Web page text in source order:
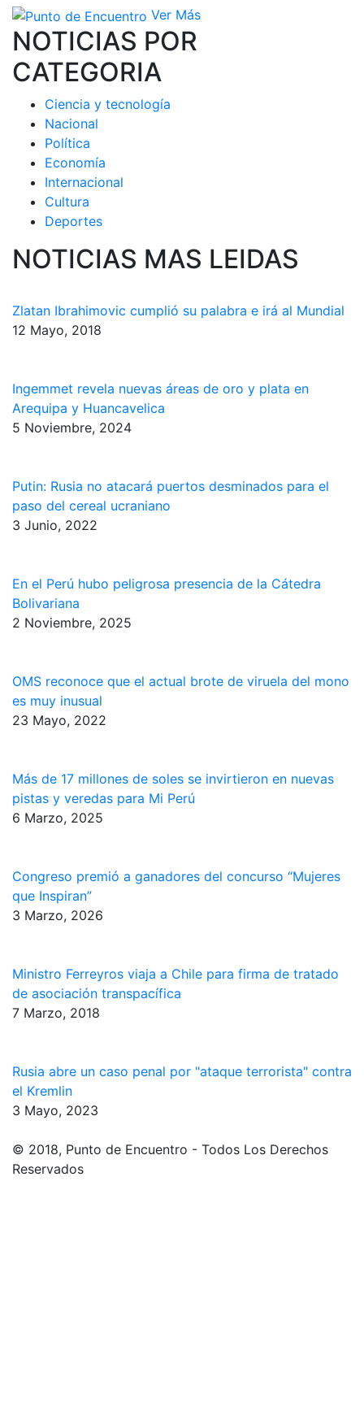
Ver Más
NOTICIAS POR
CATEGORIA
Ciencia y tecnología
Nacional
Política
Economía
Internacional
Cultura
Deportes
NOTICIAS MAS LEIDAS
Zlatan Ibrahimovic cumplió su palabra e irá al Mundial
12 Mayo, 2018
Ingemmet revela nuevas áreas de oro y plata en
Arequipa y Huancavelica
5 Noviembre, 2024
Putin: Rusia no atacará puertos desminados para el
paso del cereal ucraniano
3 Junio, 2022
En el Perú hubo peligrosa presencia de la Cátedra
Bolivariana
2 Noviembre, 2025
OMS reconoce que el actual brote de viruela del mono
es muy inusual
23 Mayo, 2022
Más de 17 millones de soles se invirtieron en nuevas
pistas y veredas para Mi Perú
6 Marzo, 2025
Congreso premió a ganadores del concurso “Mujeres
que Inspiran”
3 Marzo, 2026
Ministro Ferreyros viaja a Chile para firma de tratado
de asociación transpacífica
7 Marzo, 2018
Rusia abre un caso penal por "ataque terrorista" contra
el Kremlin
3 Mayo, 2023
© 2018, Punto de Encuentro - Todos Los Derechos
Reservados